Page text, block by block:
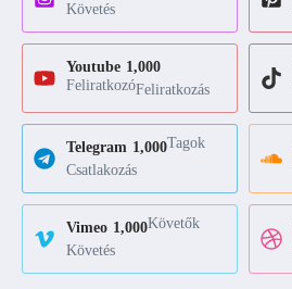
Követés
Youtube 1,000
FeliratkozóFeliratkozás
Telegram 1,000Tagok
Csatlakozás
Vimeo 1,000Követők
Követés